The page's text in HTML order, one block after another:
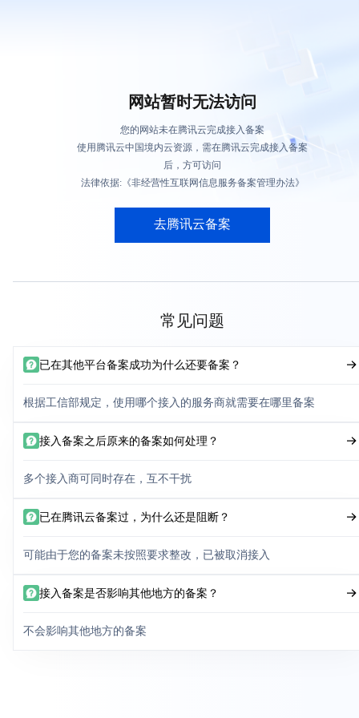
网站暂时无法访问
您的网站未在腾讯云完成接入备案
使用腾讯云中国境内云资源，需在腾讯云完成接入备案
后，方可访问
法律依据:《非经营性互联网信息服务备案管理办法》
去腾讯云备案
常见问题
已在其他平台备案成功为什么还要备案？
根据工信部规定，使用哪个接入的服务商就需要在哪里备案
接入备案之后原来的备案如何处理？
多个接入商可同时存在，互不干扰
已在腾讯云备案过，为什么还是阻断？
可能由于您的备案未按照要求整改，已被取消接入
接入备案是否影响其他地方的备案？
不会影响其他地方的备案